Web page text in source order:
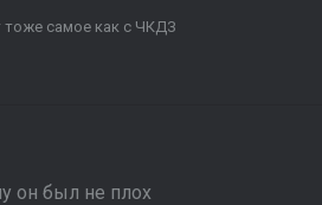
тоже самое как с ЧКДЗ
он был не плох